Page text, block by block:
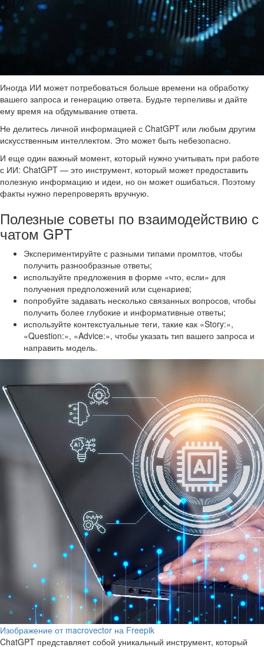
Иногда ИИ может потребоваться больше времени на обработку
вашего запроса и генерацию ответа. Будьте терпеливы и дайте
ему время на обдумывание ответа.
Не делитесь личной информацией с ChatGPT или любым другим
искусственным интеллектом. Это может быть небезопасно.
И еще один важный момент, который нужно учитывать при работе
с ИИ: ChatGPT — это инструмент, который может предоставить
полезную информацию и идеи, но он может ошибаться. Поэтому
факты нужно перепроверять вручную.
Полезные советы по взаимодействию с
чатом GPT
Экспериментируйте с разными типами промптов, чтобы
получить разнообразные ответы;
используйте предложения в форме «что, если» для
получения предположений или сценариев;
попробуйте задавать несколько связанных вопросов, чтобы
получить более глубокие и информативные ответы;
используйте контекстуальные теги, такие как «Story:»,
«Question:», «Advice:», чтобы указать тип вашего запроса и
направить модель.
Изображение от macrovector на Freepik
ChatGPT представляет собой уникальный инструмент, который